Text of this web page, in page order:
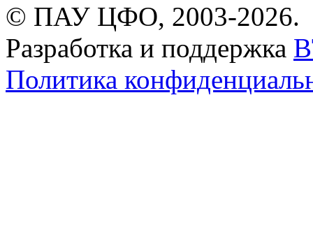
© ПАУ ЦФО, 2003-2026.
Разработка и поддержка
Политика